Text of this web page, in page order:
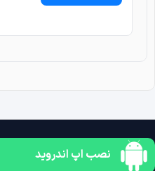
نصب اپ اندروید